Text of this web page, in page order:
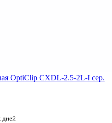
OptiClip CXDL-2.5-2L-I сер.
дней